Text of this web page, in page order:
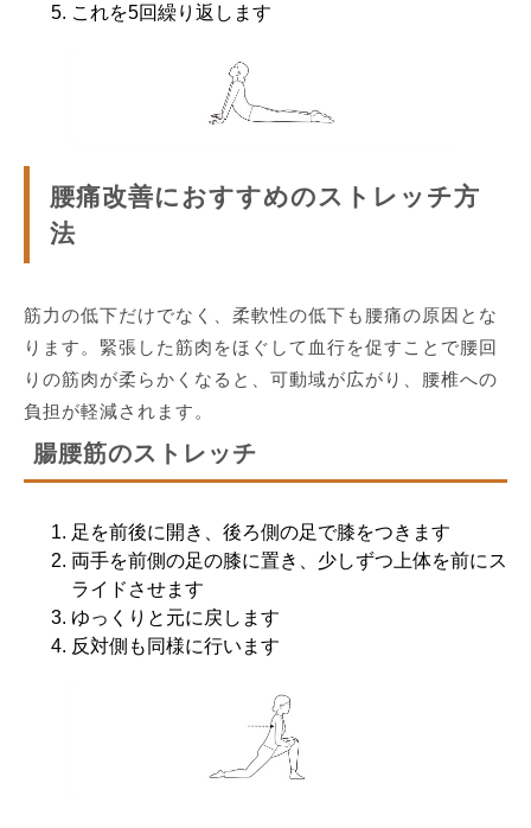
これを5回繰り返します
腰痛改善におすすめのストレッチ方
法
筋力の低下だけでなく、柔軟性の低下も腰痛の原因とな
ります。緊張した筋肉をほぐして血行を促すことで腰回
りの筋肉が柔らかくなると、可動域が広がり、腰椎への
負担が軽減されます。
腸腰筋のストレッチ
足を前後に開き、後ろ側の足で膝をつきます
両手を前側の足の膝に置き、少しずつ上体を前にス
ライドさせます
ゆっくりと元に戻します
反対側も同様に行います